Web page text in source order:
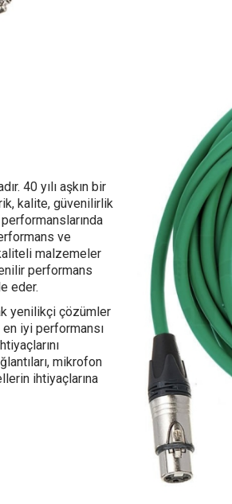
40 yılı aşkın bir
kalite, güvenilirlik
ve
malzemeler
performans
eder.
yenilikçi çözümler
iyi performansı
mikrofon
ihtiyaçlarına